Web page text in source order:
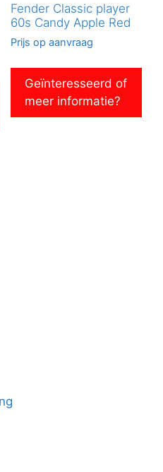
Fender Classic player
60s Candy Apple Red
Prijs op aanvraag
Geïnteresseerd of
meer informatie?